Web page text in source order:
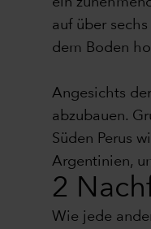
auf über
dem Boden
Angesichts
abzubauen.
Süden Perus
Argentinien,
2
Wie jede